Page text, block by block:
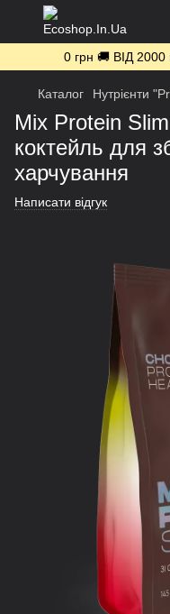
0 грн 🚚 ВІД
Каталог Нутрієнти
Mix Protein
коктейль для
харчування
Написати відгук